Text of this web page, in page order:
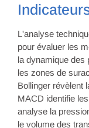
L'analyse
pour évaluer les
la dynamique des
les zones de
Bollinger révèlent
MACD identifie
analyse la
le volume des